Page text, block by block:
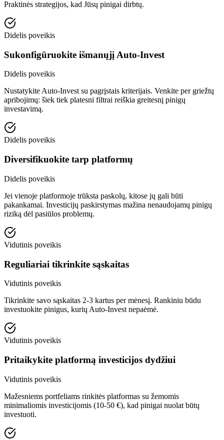
Praktinės strategijos, kad Jūsų pinigai dirbtų.
Didelis poveikis
Sukonfigūruokite išmanųjį Auto-Invest
Didelis poveikis
Nustatykite Auto-Invest su pagrįstais kriterijais. Venkite per griežtų
apribojimų: šiek tiek platesni filtrai reiškia greitesnį pinigų
investavimą.
Didelis poveikis
Diversifikuokite tarp platformų
Didelis poveikis
Jei vienoje platformoje trūksta paskolų, kitose jų gali būti
pakankamai. Investicijų paskirstymas mažina nenaudojamų pinigų
riziką dėl pasiūlos problemų.
Vidutinis poveikis
Reguliariai tikrinkite sąskaitas
Vidutinis poveikis
Tikrinkite savo sąskaitas 2-3 kartus per mėnesį. Rankiniu būdu
investuokite pinigus, kurių Auto-Invest nepaėmė.
Vidutinis poveikis
Pritaikykite platformą investicijos dydžiui
Vidutinis poveikis
Mažesniems portfeliams rinkitės platformas su žemomis
minimaliomis investicijomis (10-50 €), kad pinigai nuolat būtų
investuoti.